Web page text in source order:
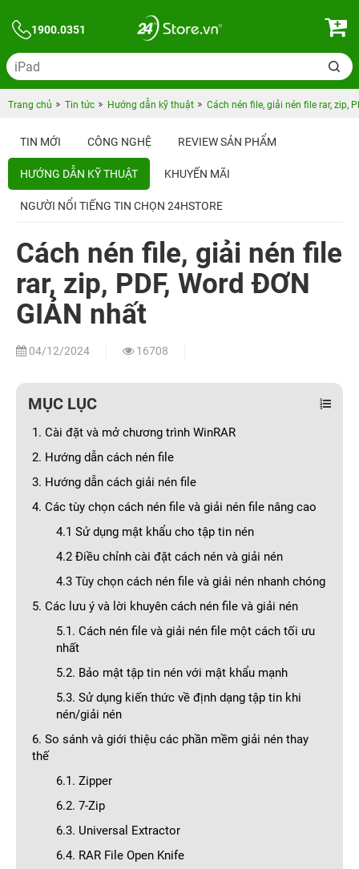
1900.0351
Trang chủ Tin tức Hướng dẫn kỹ thuật Cách nén file, giải nén file rar, zip,
TIN MỚI CÔNG NGHỆ REVIEW SẢN PHẨM
HƯỚNG DẪN KỸ THUẬT KHUYẾN MÃI
NGƯỜI NỔI TIẾNG TIN CHỌN 24HSTORE
Cách nén file, giải nén file
rar, zip, PDF, Word ĐƠN
GIẢN nhất
04/12/2024 16708
MỤC LỤC
1. Cài đặt và mở chương trình WinRAR
2. Hướng dẫn cách nén file
3. Hướng dẫn cách giải nén file
4. Các tùy chọn cách nén file và giải nén file nâng cao
4.1 Sử dụng mật khẩu cho tập tin nén
4.2 Điều chỉnh cài đặt cách nén và giải nén
4.3 Tùy chọn cách nén file và giải nén nhanh chóng
5. Các lưu ý và lời khuyên cách nén file và giải nén
5.1. Cách nén file và giải nén file một cách tối ưu
nhất
5.2. Bảo mật tập tin nén với mật khẩu mạnh
5.3. Sử dụng kiến thức về định dạng tập tin khi
nén/giải nén
6. So sánh và giới thiệu các phần mềm giải nén thay
thế
6.1. Zipper
6.2. 7-Zip
6.3. Universal Extractor
6.4. RAR File Open Knife